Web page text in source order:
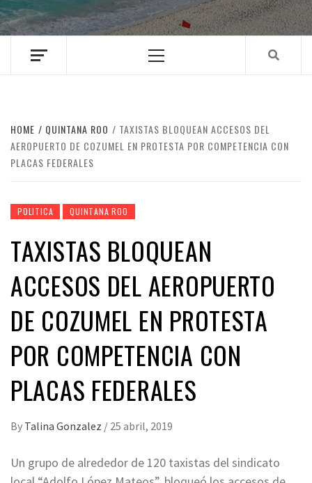
Menu
HOME QUINTANA ROO
TAXISTAS BLOQUEAN ACCESOS DEL
AEROPUERTO DE COZUMEL EN PROTESTA POR COMPETENCIA CON
PLACAS FEDERALES
POLITICA QUINTANA ROO
TAXISTAS BLOQUEAN
ACCESOS DEL AEROPUERTO
DE COZUMEL EN PROTESTA
POR COMPETENCIA CON
PLACAS FEDERALES
By Talina Gonzalez / 25 abril, 2019
Un grupo de alrededor de 120 taxistas del sindicato